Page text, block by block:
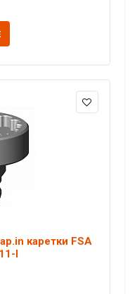
каретки FSA
I